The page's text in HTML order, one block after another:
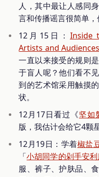
人，其中最让人感同
言和传播谣言很简单，
12月15日： Inside
Artists and Audiences
一直以来接受的规则
于盲人呢？他们看不
到的艺术馆采用触摸
状。
12月17日看过《坚如
版，我估计会给它4颗
12月19日：学着椒盐
「小胡同学的剁手安
服、裤子、护肤品、